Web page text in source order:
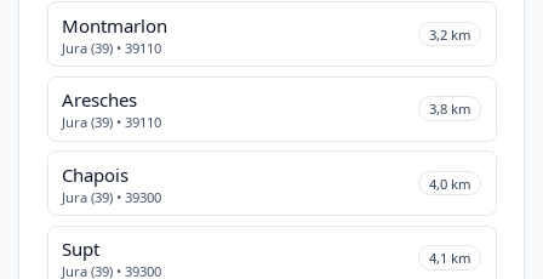
Montmarlon
Jura (39) • 39110
3,2 km
Aresches
Jura (39) • 39110
3,8 km
Chapois
Jura (39) • 39300
4,0 km
Supt
Jura (39) • 39300
4,1 km